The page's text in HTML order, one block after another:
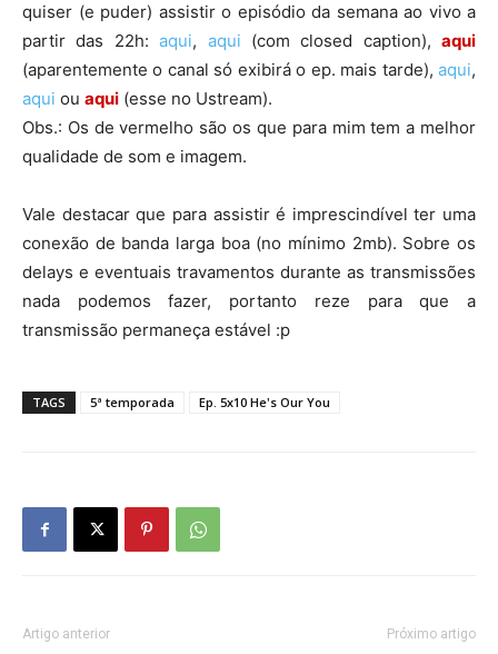
quiser (e puder) assistir o episódio da semana ao vivo a
partir das 22h:aqui, aqui (com closed caption), aqui
(aparentemente o canal só exibirá o ep. mais tarde), aqui,
aqui ou aqui (esse no Ustream).
Obs.: Os de vermelho são os que para mim tem a melhor
qualidade de som e imagem.
Vale destacar que para assistir é imprescindível ter uma
conexão de banda larga boa (no mínimo 2mb). Sobre os
delays e eventuais travamentos durante as transmissões
nada podemos fazer, portanto reze para que a
transmissão permaneça estável :p
TAGS 5ª temporada Ep. 5x10 He's Our You
Artigo anterior Próximo artigo